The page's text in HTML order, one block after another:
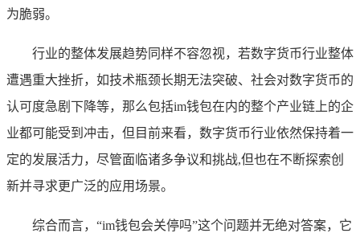
为脆弱。
行业的整体发展趋势同样不容忽视，若数字货币行业整体
遭遇重大挫折，如技术瓶颈长期无法突破、社会对数字货币的
认可度急剧下降等，那么包括im钱包在内的整个产业链上的企
业都可能受到冲击，但目前来看，数字货币行业依然保持着一
定的发展活力，尽管面临诸多争议和挑战,但也在不断探索创
新并寻求更广泛的应用场景。
综合而言，“im钱包会关停吗”这个问题并无绝对答案，它